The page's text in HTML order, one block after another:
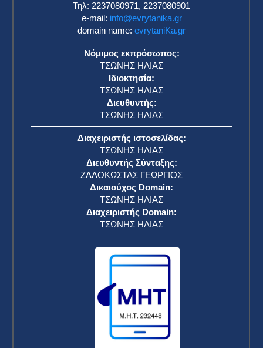
Τηλ: 2237080971, 2237080901
e-mail: info@evrytanika.gr
domain name: evrytaniKa.gr
Νόμιμος εκπρόσωπος:
ΤΣΩΝΗΣ ΗΛΙΑΣ
Ιδιοκτησία:
ΤΣΩΝΗΣ ΗΛΙΑΣ
Διευθυντής:
ΤΣΩΝΗΣ ΗΛΙΑΣ
Διαχειριστής ιστοσελίδας:
ΤΣΩΝΗΣ ΗΛΙΑΣ
Διευθυντής Σύνταξης:
ΖΑΛΟΚΩΣΤΑΣ ΓΕΩΡΓΙΟΣ
Δικαιούχος Domain:
ΤΣΩΝΗΣ ΗΛΙΑΣ
Διαχειριστής Domain:
ΤΣΩΝΗΣ ΗΛΙΑΣ